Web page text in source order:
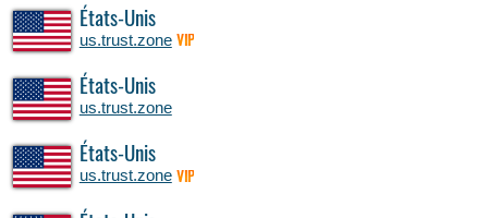
États-Unis
us.trust.zone VIP
États-Unis
us.trust.zone
États-Unis
us.trust.zone VIP